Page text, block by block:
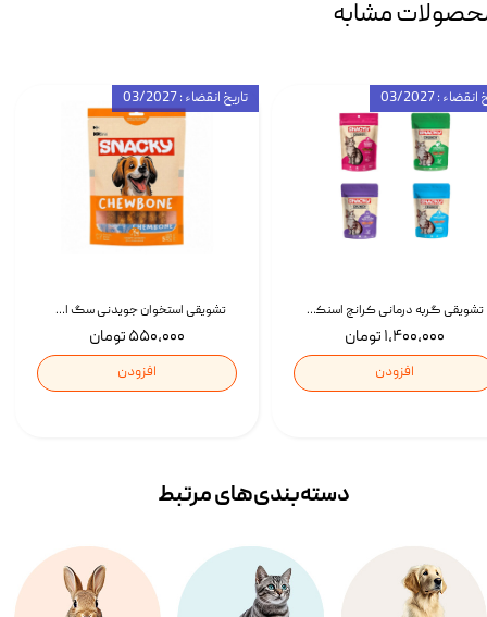
مشابه
تشویقی استخوان جویدنی سگ اسنکی کرانچی با طعم مرغ Snacky Crunchy Munchy وزن 100 گرم
۵۵۰,۰۰۰ تومان
افزودن
تاریخ انقضاء : 03/2027
تشویقی گربه درمانی کرانچ اسنکی با طعم میکس Snacky Crunch Cat Treats وزن 60 گرم بسته 4 عددی
۱,۴۰۰,۰۰۰ تومان
افزودن
: 03/2027
دسته‌بندی‌‌های مرتبط